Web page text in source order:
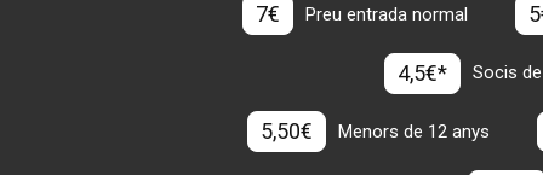
7€ Preu entrada normal
4,5€* Socis
5,50€ Menors de 12 anys